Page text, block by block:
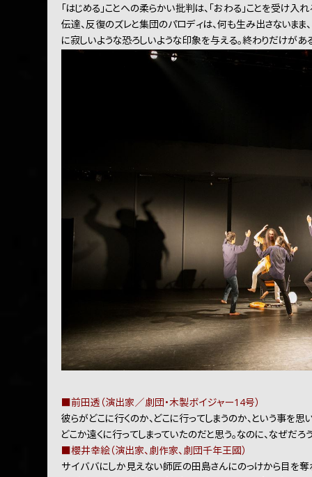
「はじめる」ことへの柔らかい批判は、「おわる」ことを受け
伝達、反復のズレと集団のパロディは、何も生み出さないまま
に寂しいような恐ろしいような印象を与える。終わりだけがあ
■前田透（演出家／劇団・木製ボイジャー14号）
彼らがどこに行くのか、どこに行ってしまうのか、という事を
どこか遠くに行ってしまっていたのだと思う。なのに、なぜだろ
■櫻井幸絵（演出家、劇作家、劇団千年王國）
サイババにしか見えない師匠の田島さんにのっけから目を